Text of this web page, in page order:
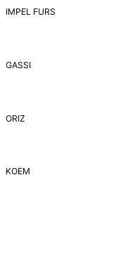
IMPEL FURS
GASSI
ORIZ
ΚΟΕΜ